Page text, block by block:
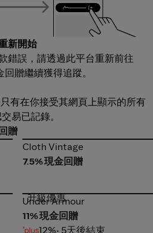
新開始
錯誤，請透過此平台重新前往
贈繼續獲得追蹤。
有在你接受其網頁上顯示的所有
易已記錄。
贈
Cloth Vintage
Cloth Vintage
7.5% 現金回贈
Under Armour
升級優惠
Under Armour
11% 現金回贈
12%• 5天後結束